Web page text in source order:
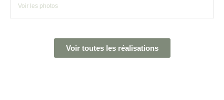
Voir les photos
Voir toutes les réalisations